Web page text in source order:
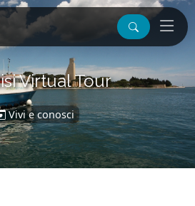
Virtual Tour
Vivi e conosci